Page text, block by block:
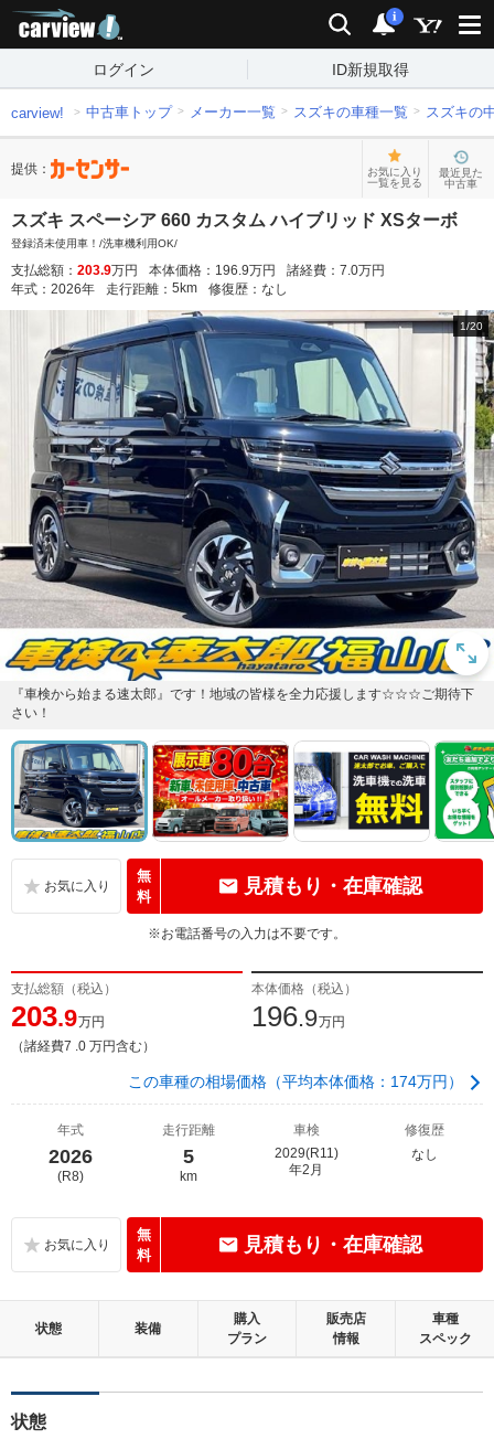
検索 通知
i
ログイン ID新規取得
carview! 中古車トップ メーカー一覧 スズキの車種一覧 スズキの
提供：
お気に入り
一覧を見る
最近見た
中古車
スズキ スペーシア 660 カスタム ハイブリッド XSターボ
登録済未使用車！/洗車機利用OK/
支払総額： 203.9万円 本体価格： 196.9万円 諸経費： 7.0万円
年式： 2026年 走行距離： 5 km 修復歴： なし
1/20
『車検から始まる速太郎』です！地域の皆様を全力応援します☆☆☆ご期待下
さい！
無
料
見積もり・在庫確認
※お電話番号の入力は不要です。
支払総額（税込）
203.9万円
（諸経費7 .0 万円含む）
本体価格（税込）
196.9万円
この車種の相場価格（平均本体価格：174万円）
年式
2026
(R8)
走行距離
5
km
車検
2029(R11)
年2月
修復歴
なし
無
料
見積もり・在庫確認
状態 装備
購入
プラン
販売店
情報
車種
スペック
状態